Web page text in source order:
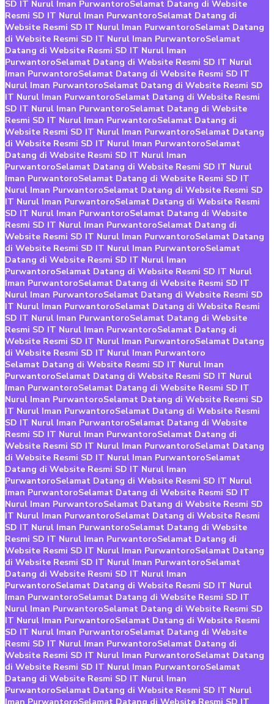
SD IT Nurul Iman PurwantoroSelamat Datang di Website
Resmi SD IT Nurul Iman PurwantoroSelamat Datang di
Website Resmi SD IT Nurul Iman PurwantoroSelamat Datang
di Website Resmi SD IT Nurul Iman PurwantoroSelamat
Datang di Website Resmi SD IT Nurul Iman
PurwantoroSelamat Datang di Website Resmi SD IT Nurul
Iman PurwantoroSelamat Datang di Website Resmi SD IT
Nurul Iman PurwantoroSelamat Datang di Website Resmi SD
IT Nurul Iman PurwantoroSelamat Datang di Website Resmi
SD IT Nurul Iman PurwantoroSelamat Datang di Website
Resmi SD IT Nurul Iman PurwantoroSelamat Datang di
Website Resmi SD IT Nurul Iman PurwantoroSelamat Datang
di Website Resmi SD IT Nurul Iman PurwantoroSelamat
Datang di Website Resmi SD IT Nurul Iman
PurwantoroSelamat Datang di Website Resmi SD IT Nurul
Iman PurwantoroSelamat Datang di Website Resmi SD IT
Nurul Iman PurwantoroSelamat Datang di Website Resmi SD
IT Nurul Iman PurwantoroSelamat Datang di Website Resmi
SD IT Nurul Iman PurwantoroSelamat Datang di Website
Resmi SD IT Nurul Iman PurwantoroSelamat Datang di
Website Resmi SD IT Nurul Iman PurwantoroSelamat Datang
di Website Resmi SD IT Nurul Iman PurwantoroSelamat
Datang di Website Resmi SD IT Nurul Iman
PurwantoroSelamat Datang di Website Resmi SD IT Nurul
Iman PurwantoroSelamat Datang di Website Resmi SD IT
Nurul Iman PurwantoroSelamat Datang di Website Resmi SD
IT Nurul Iman PurwantoroSelamat Datang di Website Resmi
SD IT Nurul Iman PurwantoroSelamat Datang di Website
Resmi SD IT Nurul Iman PurwantoroSelamat Datang di
Website Resmi SD IT Nurul Iman PurwantoroSelamat Datang
di Website Resmi SD IT Nurul Iman Purwantoro
Selamat Datang di Website Resmi SD IT Nurul Iman
PurwantoroSelamat Datang di Website Resmi SD IT Nurul
Iman PurwantoroSelamat Datang di Website Resmi SD IT
Nurul Iman PurwantoroSelamat Datang di Website Resmi SD
IT Nurul Iman PurwantoroSelamat Datang di Website Resmi
SD IT Nurul Iman PurwantoroSelamat Datang di Website
Resmi SD IT Nurul Iman PurwantoroSelamat Datang di
Website Resmi SD IT Nurul Iman PurwantoroSelamat Datang
di Website Resmi SD IT Nurul Iman PurwantoroSelamat
Datang di Website Resmi SD IT Nurul Iman
PurwantoroSelamat Datang di Website Resmi SD IT Nurul
Iman PurwantoroSelamat Datang di Website Resmi SD IT
Nurul Iman PurwantoroSelamat Datang di Website Resmi SD
IT Nurul Iman PurwantoroSelamat Datang di Website Resmi
SD IT Nurul Iman PurwantoroSelamat Datang di Website
Resmi SD IT Nurul Iman PurwantoroSelamat Datang di
Website Resmi SD IT Nurul Iman PurwantoroSelamat Datang
di Website Resmi SD IT Nurul Iman PurwantoroSelamat
Datang di Website Resmi SD IT Nurul Iman
PurwantoroSelamat Datang di Website Resmi SD IT Nurul
Iman PurwantoroSelamat Datang di Website Resmi SD IT
Nurul Iman PurwantoroSelamat Datang di Website Resmi SD
IT Nurul Iman PurwantoroSelamat Datang di Website Resmi
SD IT Nurul Iman PurwantoroSelamat Datang di Website
Resmi SD IT Nurul Iman PurwantoroSelamat Datang di
Website Resmi SD IT Nurul Iman PurwantoroSelamat Datang
di Website Resmi SD IT Nurul Iman PurwantoroSelamat
Datang di Website Resmi SD IT Nurul Iman
PurwantoroSelamat Datang di Website Resmi SD IT Nurul